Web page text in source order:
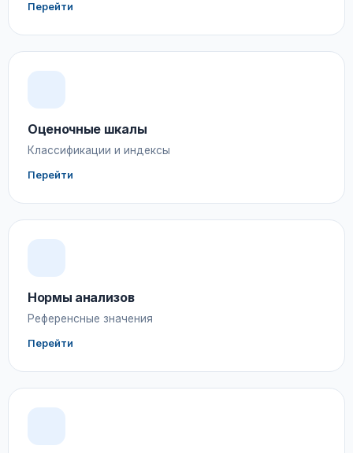
Перейти
Оценочные шкалы
Классификации и индексы
Перейти
Нормы анализов
Референсные значения
Перейти